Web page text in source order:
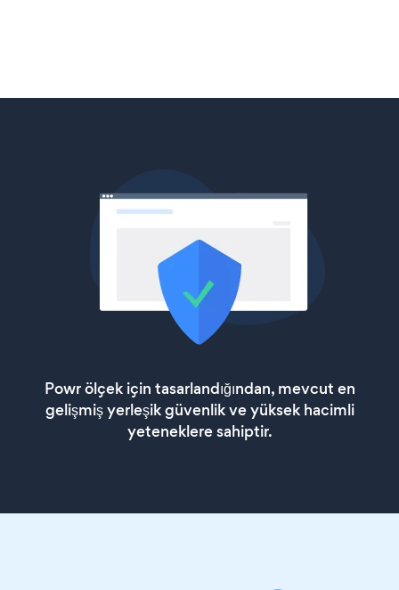
Powr ölçek için tasarlandığından, mevcut en
gelişmiş yerleşik güvenlik ve yüksek hacimli
yeteneklere sahiptir.